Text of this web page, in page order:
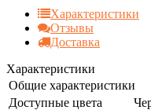
Характеристики
Отзывы
Доставка
Характеристики
Общие характеристики
Доступные цвета